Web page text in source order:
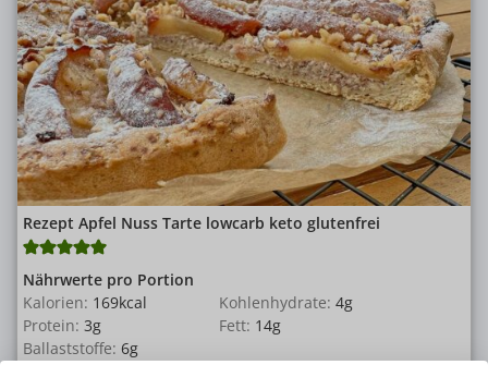
Rezept Apfel Nuss Tarte lowcarb keto glutenfrei
Nährwerte pro Portion
Kalorien: 169kcal Kohlenhydrate: 4g
Protein: 3g Fett: 14g
Ballaststoffe: 6g